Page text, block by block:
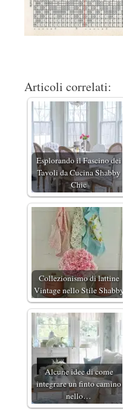
Articoli correlati:
Esplorando il Fascino dei
Tavoli da Cucina Shabby
Chic
Collezionismo di lattine
Vintage nello Stile Shabby
Alcune idee di come
integrare un finto camino
nello…